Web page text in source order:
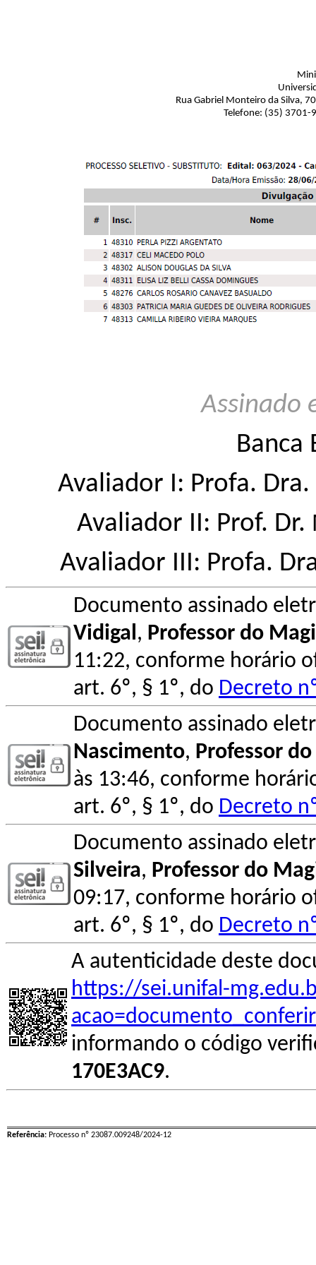
Rua Gabriel Monteiro da Silva,
Telefone: (35)
Assinado
Banca
Avaliador I: Profa. Dra.
Avaliador II: Prof. Dr.
Avaliador III: Profa.
Documento assinado
Vidigal, Professor do
11:22, conforme horário
art. 6º, § 1º, do Decreto
Documento assinado
Nascimento, Professor
às 13:46, conforme
art. 6º, § 1º, do Decreto
Documento assinado
Silveira, Professor do
09:17, conforme horário
art. 6º, § 1º, do Decreto
A autenticidade deste
https://sei.unifal-
informando o código
170E3AC9.
Referência: Processo nº 23087.009248/2024-12